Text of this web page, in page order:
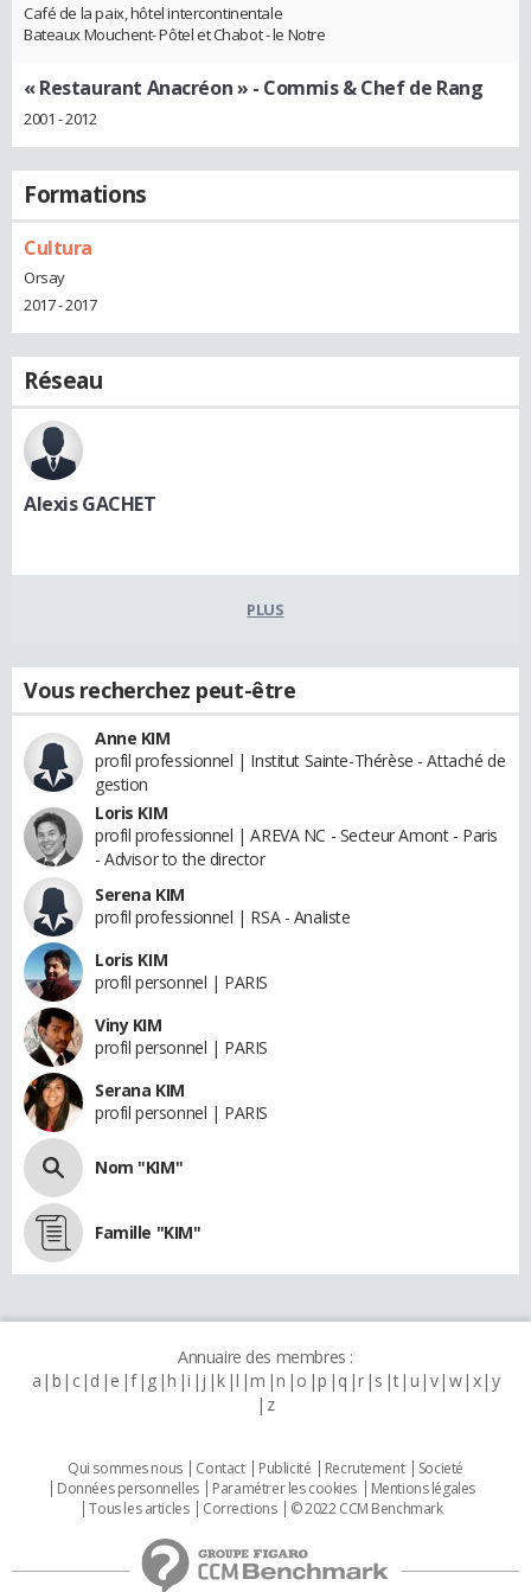
Café de la paix, hôtel intercontinentale
Bateaux Mouchent- Pôtel et Chabot - le Notre
« Restaurant Anacréon » - Commis & Chef de Rang
2001 - 2012
Formations
Cultura
Orsay
2017 - 2017
Réseau
Alexis GACHET
PLUS
Vous recherchez peut-être
Anne KIM
profil professionnel | Institut Sainte-Thérèse - Attaché de
gestion
Loris KIM
profil professionnel | AREVA NC - Secteur Amont - Paris
- Advisor to the director
Serena KIM
profil professionnel | RSA - Analiste
Loris KIM
profil personnel | PARIS
Viny KIM
profil personnel | PARIS
Serana KIM
profil personnel | PARIS
Nom "KIM"
Famille "KIM"
Annuaire des membres :
a b c d e f g h i j k l m n o p q r s t u v w x y
z
Qui sommes nous Contact Publicité Recrutement
Societé
Données personnelles
Paramétrer les cookies
Mentions légales
Tous les articles
Corrections © 2022 CCM Benchmark